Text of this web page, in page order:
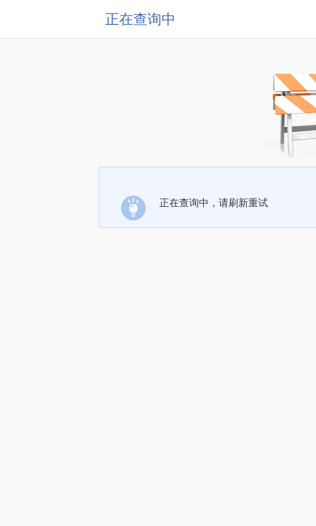
正在查询中
正在查询中，请刷新重试